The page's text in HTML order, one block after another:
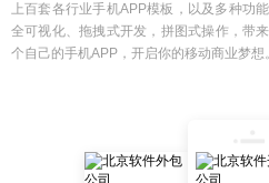
上百套各行业手机APP模板，以及多种功
全可视化、拖拽式开发，拼图式操作，带
个自己的手机APP，开启你的移动商业梦想。